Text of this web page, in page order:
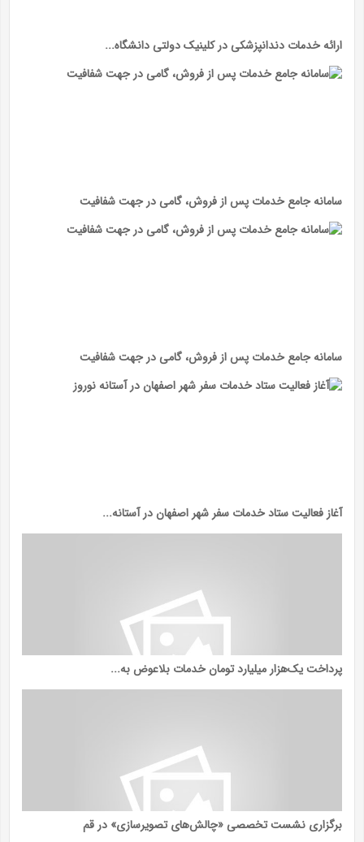
ارائه خدمات دندانپزشکی در کلینیک دولتی دانشگاه...
سامانه جامع خدمات پس از فروش، گامی در جهت شفافیت
سامانه جامع خدمات پس از فروش، گامی در جهت شفافیت
آغاز فعالیت ستاد خدمات سفر شهر اصفهان در آستانه...
پرداخت یک‌هزار میلیارد تومان خدمات بلاعوض به...
برگزاری نشست تخصصی «چالش‌های تصویرسازی» در قم